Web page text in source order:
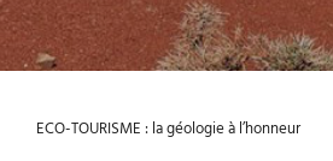
ECO-TOURISME : la géologie à l’honneur